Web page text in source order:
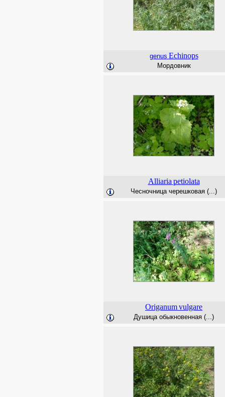
genus Echinops
Мордовник
Alliaria petiolata
Чесночница черешковая (...)
Origanumvulgare
Душица обыкновенная (...)